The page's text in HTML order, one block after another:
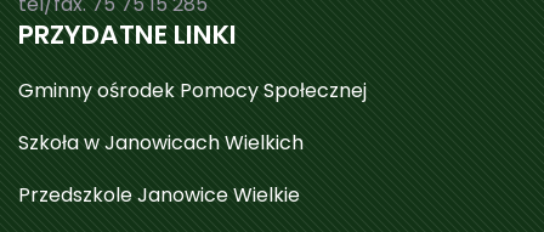
PRZYDATNE LINKI
Gminny ośrodek Pomocy Społecznej
Szkoła w Janowicach Wielkich
Przedszkole Janowice Wielkie